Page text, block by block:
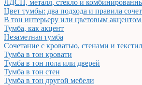
ЛДСП, металл, стекло и
Цвет тумбы: два подхода и правила
В тон интерьеру или цветовым
Тумба, как акцент
Незаметная тумба
Сочетание с кроватью, стенами и
Тумба в тон кровати
Тумба в тон пола или дверей
Тумба в тон стен
Тумба в тон другой мебели